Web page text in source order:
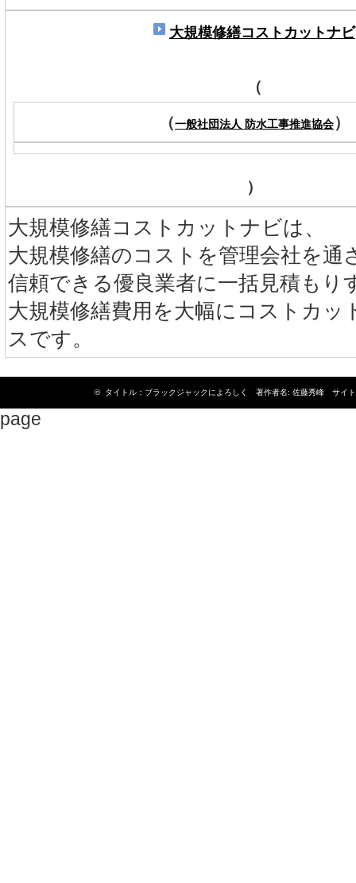
大規模修繕コストカットナビ
（
（一般社団法人 防水工事推進協会）
）
大規模修繕コストカットナビは、
大規模修繕のコストを管理会社を通
信頼できる優良業者に一括見積もり
大規模修繕費用を大幅にコストカッ
スです。
© タイトル：ブラックジャックによろしく 著作者名: 佐藤秀峰 サイ
page